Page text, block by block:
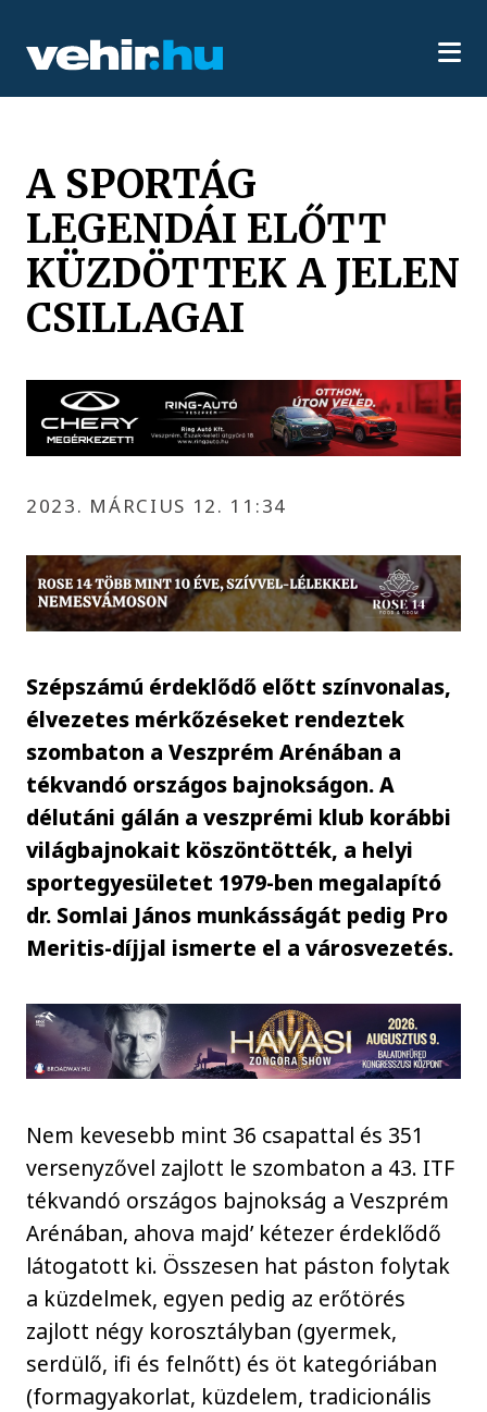
A SPORTÁG
LEGENDÁI ELŐTT
KÜZDÖTTEK A JELEN
CSILLAGAI
2023. MÁRCIUS 12. 11:34
Szépszámú érdeklődő előtt színvonalas,
élvezetes mérkőzéseket rendeztek
szombaton a Veszprém Arénában a
tékvandó országos bajnokságon. A
délutáni gálán a veszprémi klub korábbi
világbajnokait köszöntötték, a helyi
sportegyesületet 1979-ben megalapító
dr. Somlai János munkásságát pedig Pro
Meritis-díjjal ismerte el a városvezetés.
Nem kevesebb mint 36 csapattal és 351
versenyzővel zajlott le szombaton a 43. ITF
tékvandó országos bajnokság a Veszprém
Arénában, ahova majd’ kétezer érdeklődő
látogatott ki. Összesen hat páston folytak
a küzdelmek, egyen pedig az erőtörés
zajlott négy korosztályban (gyermek,
serdülő, ifi és felnőtt) és öt kategóriában
(formagyakorlat, küzdelem, tradicionális